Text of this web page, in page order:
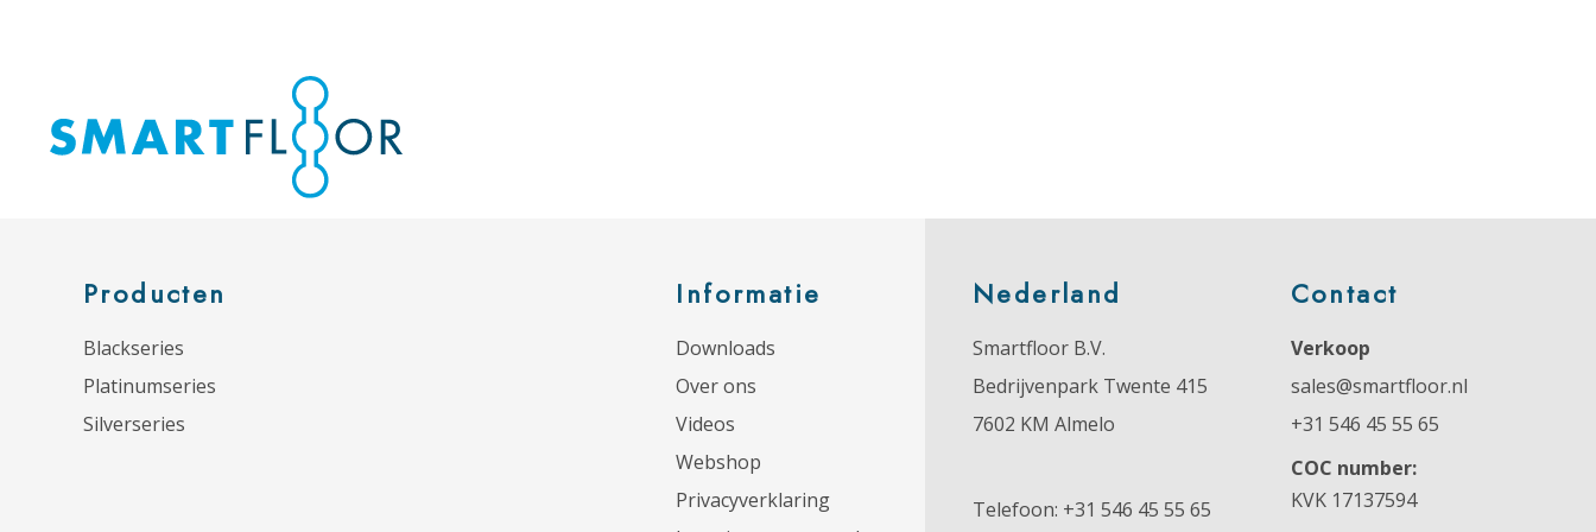
Producten
Blackseries
Platinumseries
Silverseries
Informatie
Downloads
Over ons
Videos
Webshop
Privacyverklaring
Nederland
Smartfloor B.V.
Bedrijvenpark Twente 415
7602 KM Almelo
Telefoon: +31 546 45 55 65
Contact
Verkoop
sales@smartfloor.nl
+31 546 45 55 65
COC number:
KVK 17137594